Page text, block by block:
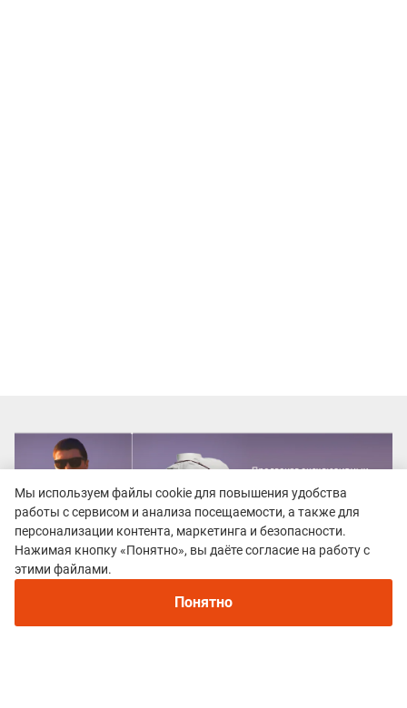
Мы используем файлы cookie для повышения удобства
работы с сервисом и анализа посещаемости, а также для
персонализации контента, маркетинга и безопасности.
Нажимая кнопку «Понятно», вы даёте согласие на работу с
этими файлами.
Понятно